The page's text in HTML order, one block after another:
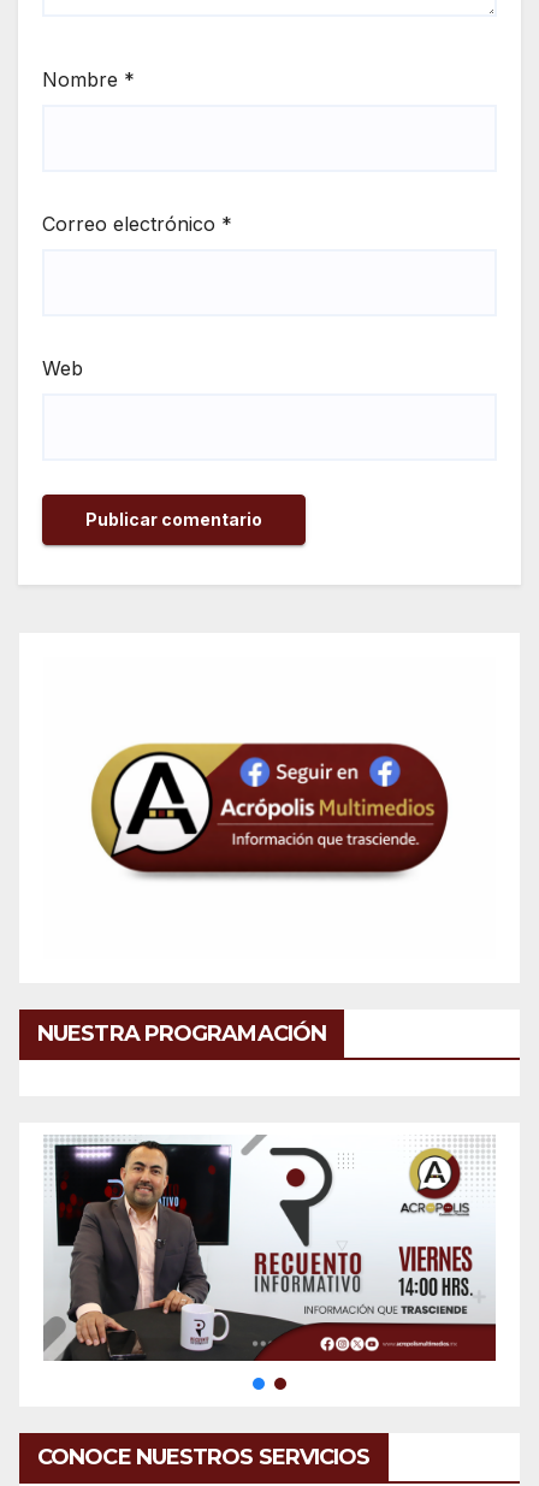
Nombre *
Correo electrónico *
Web
NUESTRA PROGRAMACIÓN
CONOCE NUESTROS SERVICIOS